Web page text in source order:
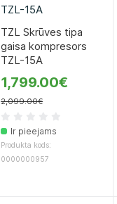
TZL Skrūves tipa
gaisa kompresors
TZL-15A
1,799.00€
2,099.00€
Ir pieejams
Produkta kods:
0000000957